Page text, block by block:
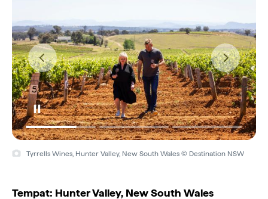
Tyrrells Wines, Hunter Valley, New South Wales © Destination NSW
Tempat: Hunter Valley, New South Wales